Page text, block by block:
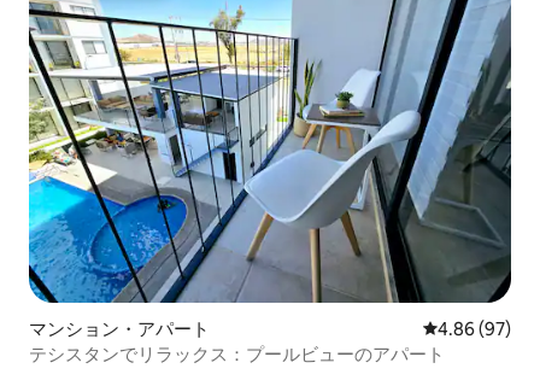
マンション・アパート レビュー97
4.86 (97)
テシスタンでリラックス：プールビューのアパート